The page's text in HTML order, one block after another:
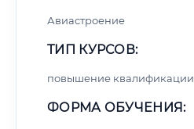
Авиастроение
ТИП КУРСОВ:
повышение квалификации
ФОРМА ОБУЧЕНИЯ: